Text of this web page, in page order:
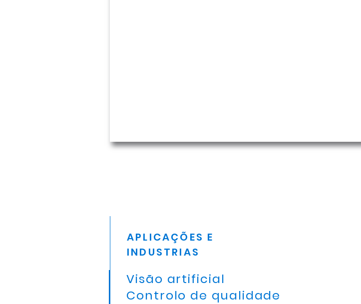
APLICAÇÕES E
INDUSTRIAS
Visão artificial
Controlo de qualidade